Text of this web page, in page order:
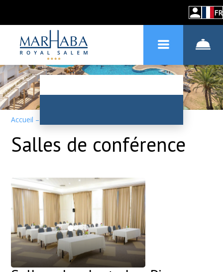
FR
Accueil –
Salles de conférence